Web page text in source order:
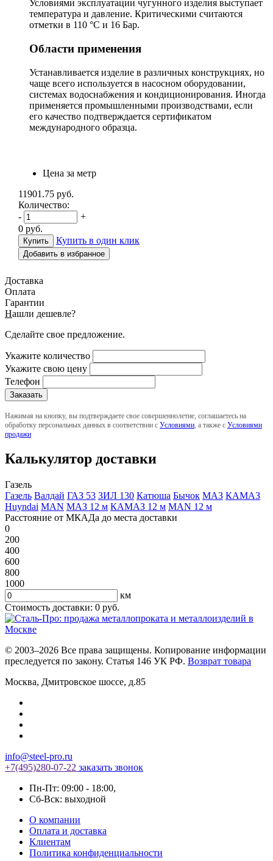
Условиями эксплуатации чугунного изделия выступает
температура и давление. Критическими считаются
отметки в 110 °С и 16 Бар.
Области применения
Устанавливается изделие в различных конструкциях, но
чаще всего используется в насосном оборудовании,
системах водоснабжения и кондиционирования. Иногда
применяется промышленными производствами, если
его качество подтверждается сертификатом
международного образца.
Цена за метр
11901.75 руб.
Количество:
-
+
0 руб.
Купить в один клик
Добавить в избранное
Доставка
Оплата
Гарантии
Нашли дешевле?
Сделайте свое предложение.
Укажите количество
Укажите свою цену
Телефон
Нажимая на кнопку, вы подтверждаете свое совершеннолетие, соглашаетесь на
обработку персональных данных в соответствии с Условиями , а также с Условиями
продажи
Калькулятор доставки
Газель
Газель Валдай ГАЗ 53 ЗИЛ 130 Катюша Бычок МАЗ КАМАЗ
Huyndai MAN МАЗ 12 м КАМАЗ 12 м MAN 12 м
Расстояние от МКАДа до места доставки
0
200
400
600
800
1000
км
Стоимость доставки: 0 руб.
© 2003–2026 Все права защищены. Копирование информации
преследуется по закону. Статья 146 УК РФ. Возврат товара
Москва, Дмитровское шоссе, д.85
info@steel-pro.ru
+7(495)280-07-22 заказать звонок
Пн-Пт: 09:00 - 18:00,
Cб-Вск: выходной
О компании
Оплата и доставка
Клиентам
Политика конфиденциальности